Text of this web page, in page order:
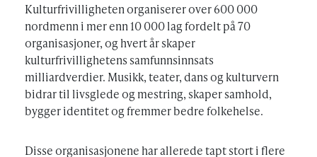
Kulturfrivilligheten organiserer over 600 000
nordmenn i mer enn 10 000 lag fordelt på 70
organisasjoner, og hvert år skaper
kulturfrivillighetens samfunnsinnsats
milliardverdier. Musikk, teater, dans og kulturvern
bidrar til livsglede og mestring, skaper samhold,
bygger identitet og fremmer bedre folkehelse.
Disse organisasjonene har allerede tapt stort i flere